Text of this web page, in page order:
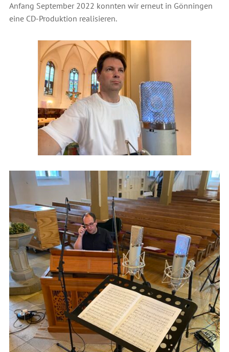
Anfang September 2022 konnten wir erneut in Gönningen
eine CD-Produktion realisieren.